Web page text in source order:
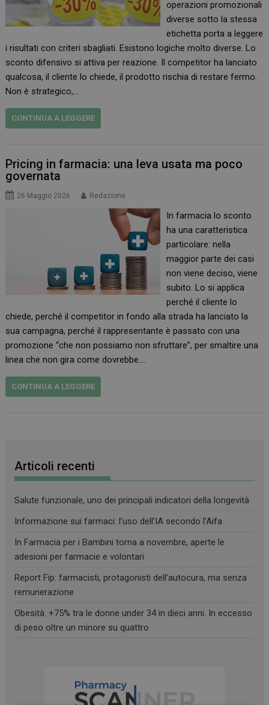
operazioni promozionali
diverse sotto la stessa
etichetta porta a leggere
i risultati con criteri sbagliati. Esistono logiche molto diverse. Lo
sconto difensivo si attiva per reazione. Il competitor ha lanciato
qualcosa, il cliente lo chiede, il prodotto rischia di restare fermo.
Non è strategico,…
CONTINUA A LEGGERE
Pricing in farmacia: una leva usata ma poco
governata
26 Maggio 2026 Redazione
In farmacia lo sconto
ha una caratteristica
particolare: nella
maggior parte dei casi
non viene deciso, viene
subito. Lo si applica
perché il cliente lo
chiede, perché il competitor in fondo alla strada ha lanciato la
sua campagna, perché il rappresentante è passato con una
promozione “che non possiamo non sfruttare”, per smaltire una
linea che non gira come dovrebbe.…
CONTINUA A LEGGERE
Articoli recenti
Salute funzionale, uno dei principali indicatori della longevità
Informazione sui farmaci: l’uso dell’IA secondo l’Aifa
In Farmacia per i Bambini torna a novembre, aperte le
adesioni per farmacie e volontari
Report Fip: farmacisti, protagonisti dell’autocura, ma senza
remunerazione
Obesità: +75% tra le donne under 34 in dieci anni. In eccesso
di peso oltre un minore su quattro